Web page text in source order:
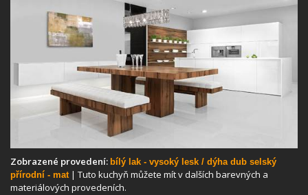
Zobrazené provedení: bílý lak - vysoký lesk / dýha dub selský
přírodní - mat| Tuto kuchyň můžete mít v dalších barevných a
materiálových provedeních.